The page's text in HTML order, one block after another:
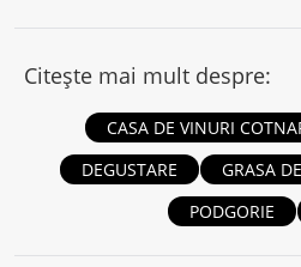
Citește mai mult despre:
CASA DE VINURI
DEGUSTARE
GRASA
PODGORIE